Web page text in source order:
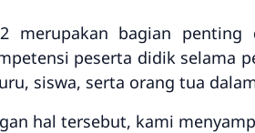
merupakan bagian
peserta didik selama
siswa, serta orang tua
hal tersebut, kami